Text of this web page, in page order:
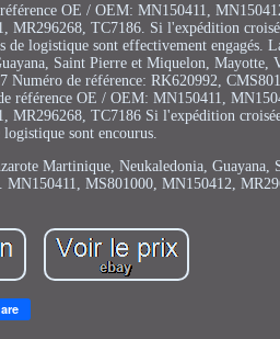
OE / OEM: MN150411,
TC7186. Si l'expédition
logistique sont effectivement engagés.
Saint Pierre et Miquelon, Mayotte,
de référence: RK620992,
référence OE / OEM: MN150411,
TC7186 Si l'expédition
sont encourus.
Martinique, Neukaledonia, Guayana,
MS801000, MN150412,